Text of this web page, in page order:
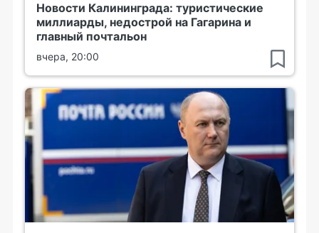
Новости Калининграда: туристические
миллиарды, недострой на Гагарина и
главный почтальон
вчера, 20:00